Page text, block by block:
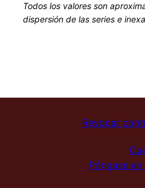
Todos los valores son
dispersión de las series e
Revocar
Póngase